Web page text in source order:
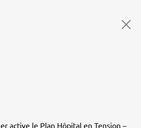
active le Plan Hôpital en Tension –